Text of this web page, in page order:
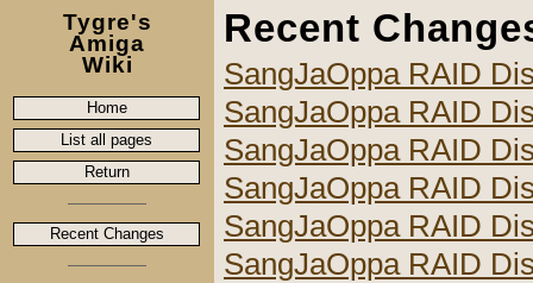
Tygre's
Amiga
Wiki
Home
List all pages
Return
Recent Changes
Recent
SangJaOppa RAID
SangJaOppa RAID
SangJaOppa RAID
SangJaOppa RAID
SangJaOppa RAID
SangJaOppa RAID